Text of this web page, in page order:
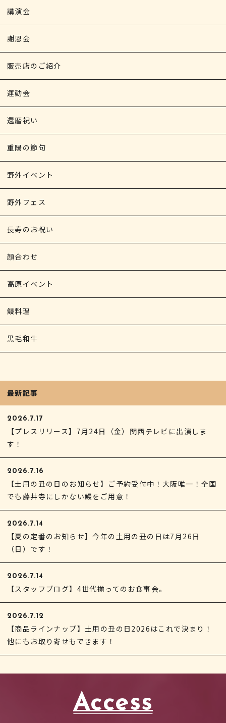
講演会
謝恩会
販売店のご紹介
運動会
還暦祝い
重陽の節句
野外イベント
野外フェス
長寿のお祝い
顔合わせ
高原イベント
鰻料理
黒毛和牛
最新記事
2026.7.17
【プレスリリース】7月24日（金）関西テレビに出演しま
す！
2026.7.16
【土用の丑の日のお知らせ】ご予約受付中！大阪唯一！全国
でも藤井寺にしかない鰻をご用意！
2026.7.14
【夏の定番のお知らせ】今年の土用の丑の日は7月26日
（日）です！
2026.7.14
【スタッフブログ】4世代揃ってのお食事会。
2026.7.12
【商品ラインナップ】土用の丑の日2026はこれで決まり！
他にもお取り寄せもできます！
Access